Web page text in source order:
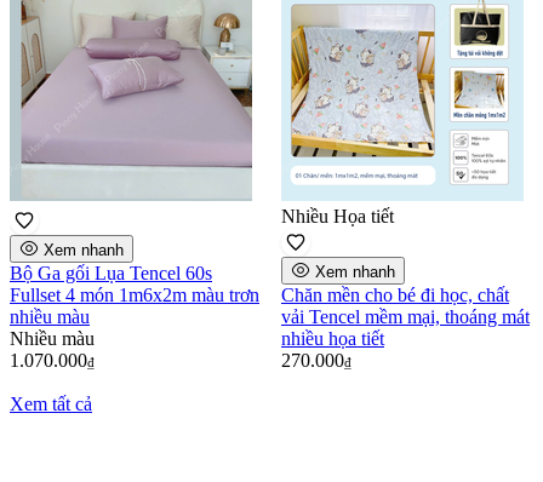
Xem nhanh
Bộ Ga gối Lụa Tencel 60s
Fullset 4 món 1m6x2m màu trơn
nhiều màu
Nhiều màu
1.070.000₫
Nhiều Họa tiết
Xem nhanh
Chăn mền cho bé đi học, chất
vải Tencel mềm mại, thoáng mát
nhiều họa tiết
270.000₫
Xem tất cả